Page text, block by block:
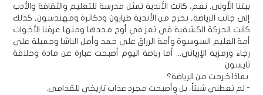
بيتنا الأولى. نعم، كانت الأندية تمثل مدرسة للتعليم والثقافة والأدب
إلى جانب الرياضة, تخرج من الأندية طيارون ودكاترة ومهندسون, كذلك
كانت الحركة الكشفية في تعز في أوج مجدها ومنها عرفنا الأخوات
أمة العليم السوسوة وأمة الرزاق علي حمد وأمل الباشا وجميلة علي
رجاء ورمزية الإرياني... أما رياضة اليوم أصبحت عبارة عن مادة وحلاقة
تايسون.
بماذا خرجت من الرياضة؟
- لم تعطني شيئاً، بل وأصبحت مجرد عذاب تاريخي للقدامى.